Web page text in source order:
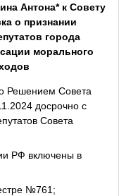
Антона* к Совету
о признании
города
морального
Решением Совета
досрочно с
Совета
РФ включены в
№761;